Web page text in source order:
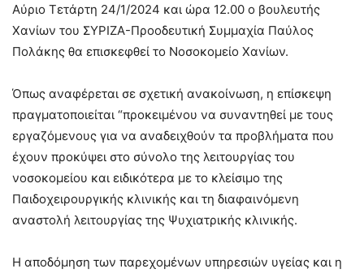
Αύριο Τετάρτη 24/1/2024 και ώρα 12.00 ο βουλευτής
Χανίων του ΣΥΡΙΖΑ-Προοδευτική Συμμαχία Παύλος
Πολάκης θα επισκεφθεί το Νοσοκομείο Χανίων.
Όπως αναφέρεται σε σχετική ανακοίνωση, η επίσκεψη
πραγματοποιείται “προκειμένου να συναντηθεί με τους
εργαζόμενους για να αναδειχθούν τα προβλήματα που
έχουν προκύψει στο σύνολο της λειτουργίας του
νοσοκομείου και ειδικότερα με το κλείσιμο της
Παιδοχειρουργικής κλινικής και τη διαφαινόμενη
αναστολή λειτουργίας της Ψυχιατρικής κλινικής.
Η αποδόμηση των παρεχομένων υπηρεσιών υγείας και η